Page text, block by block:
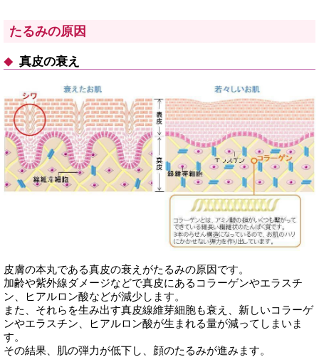
たるみの原因
真皮の衰え
皮膚の本丸である真皮の衰えがたるみの原因です。
加齢や紫外線ダメージなどで真皮にあるコラーゲンやエラスチ
ン、ヒアルロン酸などが減少します。
また、それらを生み出す真皮線維芽細胞も衰え、新しいコラーゲ
ンやエラスチン、ヒアルロン酸が生まれる量が減ってしまいま
す。
その結果、肌の弾力が低下し、顔のたるみが進みます。